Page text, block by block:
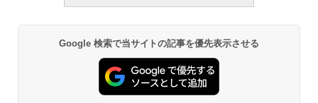
Google 検索で当サイトの記事を優先表示させる